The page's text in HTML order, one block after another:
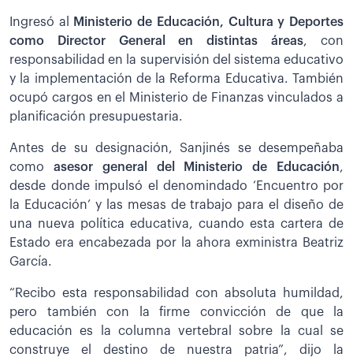
Ingresó al
Ministerio de Educación, Cultura y Deportes
como Director General en distintas áreas, con
responsabilidad en la supervisión del sistema educativo
y la implementación de la Reforma Educativa. También
ocupó cargos en el Ministerio de Finanzas vinculados a
planificación presupuestaria.
Antes de su designación, Sanjinés se desempeñaba
como asesor general del Ministerio de Educación,
desde donde impulsó el denomindado ‘Encuentro por
la Educación’ y las mesas de trabajo para el diseño de
una nueva política educativa, cuando esta cartera de
Estado era encabezada por la ahora exministra Beatriz
García.
“Recibo esta responsabilidad con absoluta humildad,
pero también con la firme convicción de que la
educación es la columna vertebral sobre la cual se
construye el destino de nuestra patria”, dijo la